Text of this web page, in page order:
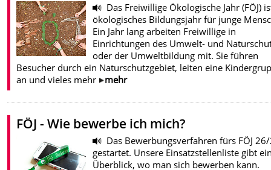
Das Freiwillige Ökologische Jahr (FÖJ)
ökologisches Bildungsjahr für junge
Ein Jahr lang arbeiten Freiwillige in
Einrichtungen des Umwelt- und
oder der Umweltbildung mit. Sie führen
Besucher durch ein Naturschutzgebiet, leiten eine
an und vieles mehr
mehr
FÖJ - Wie bewerbe ich mich?
Das Bewerbungsverfahren fürs FÖJ
gestartet. Unsere Einsatzstellenliste gibt
Überblick, wo man sich bewerben kann.